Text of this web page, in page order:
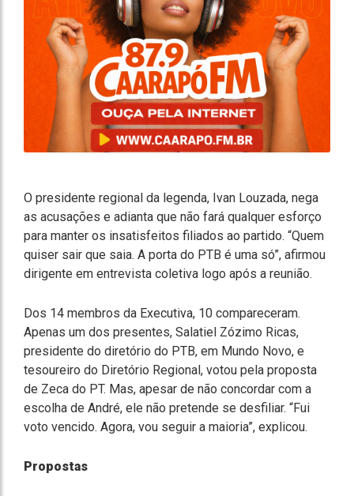
O presidente regional da legenda, Ivan Louzada, nega
as acusações e adianta que não fará qualquer esforço
para manter os insatisfeitos filiados ao partido. “Quem
quiser sair que saia. A porta do PTB é uma só”, afirmou
dirigente em entrevista coletiva logo após a reunião.
Dos 14 membros da Executiva, 10 compareceram.
Apenas um dos presentes, Salatiel Zózimo Ricas,
presidente do diretório do PTB, em Mundo Novo, e
tesoureiro do Diretório Regional, votou pela proposta
de Zeca do PT. Mas, apesar de não concordar com a
escolha de André, ele não pretende se desfiliar. “Fui
voto vencido. Agora, vou seguir a maioria”, explicou.
Propostas